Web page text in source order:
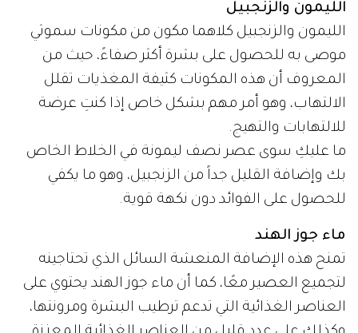
الليمون والزنجبيل
الليمون والزنجبيل كلاهما مكون من مكونات سموثي
موصى به للحصول على بشرة أكثر صفاءً، حيث من
المعروف أن هذه المكونات كثيفة المغذيات تقلل
الالتهاب، وهو أمر مهم بشكل خاص إذا كنتِ عرضة
للالتهابات والتهيج.
ما عليكِ سوى عصر نصف ليمونة في الخلاط الخاص
بك وإضافة القليل جداً من الزنجبيل، وهو ما يكفي
للحصول على الفوائد دون نكهة قوية.
ماء جوز الهند
تمنح هذه الإضافة المنعشة السائل الذي تحتاجينه
لتجميع العصير معًا، كما أن ماء جوز الهند يحتوي على
العناصر الغذائية التي تدعم ترطيب البشرة ومرونتها،